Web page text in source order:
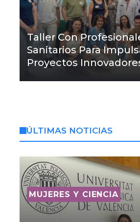
Taller Con
Sanitarios Para
Proyectos
ÚLTIMAS NOTICIAS
MUJERES Y CIENCIA